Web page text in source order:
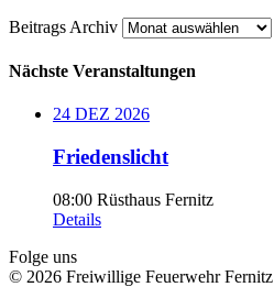
Beitrags Archiv Beitrags
Nächste Veranstaltungen
24 DEZ 2026
Friedenslicht
08:00 Rüsthaus Fernitz
Details
Folge uns
© 2026 Freiwillige Feuerwehr Fernitz